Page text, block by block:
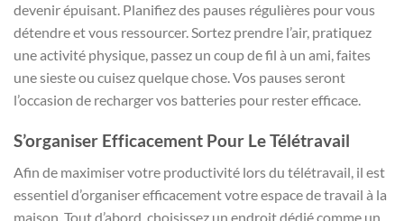
devenir épuisant. Planifiez des pauses régulières pour vous
détendre et vous ressourcer. Sortez prendre l’air, pratiquez
une activité physique, passez un coup de fil à un ami, faites
une sieste ou cuisez quelque chose. Vos pauses seront
l’occasion de recharger vos batteries pour rester efficace.
S’organiser Efficacement Pour Le Télétravail
Afin de maximiser votre productivité lors du télétravail, il est
essentiel d’organiser efficacement votre espace de travail à la
maison. Tout d’abord, choisissez un endroit dédié comme un